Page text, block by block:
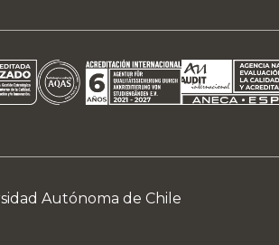
Autónoma de Chile